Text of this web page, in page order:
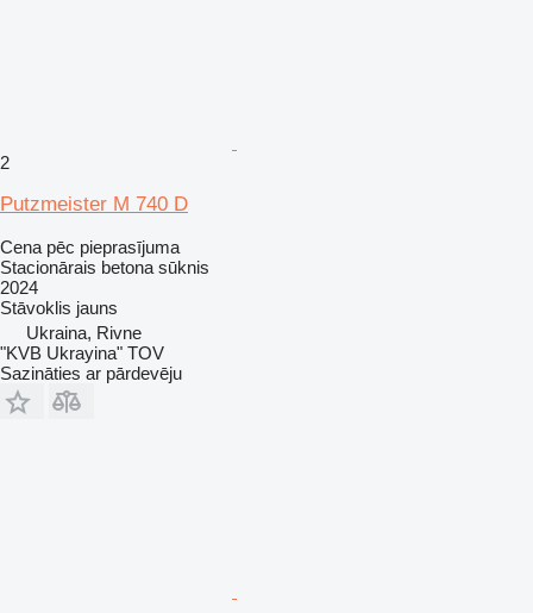
2
Putzmeister M 740 D
Cena pēc pieprasījuma
Stacionārais betona sūknis
2024
Stāvoklis jauns
Ukraina, Rivne
"KVB Ukrayina" TOV
Sazināties ar pārdevēju